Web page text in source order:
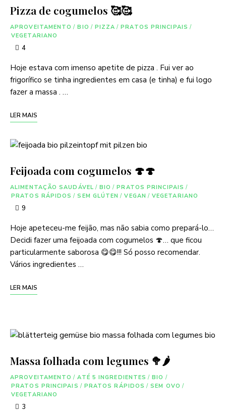
Pizza de cogumelos 🥰🥰
APROVEITAMENTO / BIO / PIZZA / PRATOS PRINCIPAIS /
VEGETARIANO
4
Hoje estava com imenso apetite de pizza . Fui ver ao
frigorífico se tinha ingredientes em casa (e tinha) e fui logo
fazer a massa . …
LER MAIS
Feijoada com cogumelos 🍄🍄
ALIMENTAÇÃO SAUDÁVEL / BIO / PRATOS PRINCIPAIS /
PRATOS RÁPIDOS / SEM GLÚTEN / VEGAN / VEGETARIANO
9
Hoje apeteceu-me feijão, mas não sabia como prepará-lo…
Decidi fazer uma feijoada com cogumelos 🍄… que ficou
particularmente saborosa 😋😋!!! Só posso recomendar.
Vários ingredientes …
LER MAIS
Massa folhada com legumes 🥦🌶
APROVEITAMENTO / ATÉ 5 INGREDIENTES / BIO /
PRATOS PRINCIPAIS / PRATOS RÁPIDOS / SEM OVO /
VEGETARIANO
3